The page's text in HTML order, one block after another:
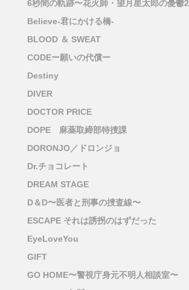
6秒間の軌跡〜花火師・望月星太郎の憂鬱2
Believe-君にかける橋-
BLOOD ＆ SWEAT
CODEー願いの代償ー
Destiny
DIVER
DOCTOR PRICE
DOPE 麻薬取締部特捜課
DORONJO／ドロンジョ
Dr.チョコレート
DREAM STAGE
D＆D〜医者と刑事の捜査線〜
ESCAPE それは誘拐のはずだった
EyeLoveYou
GIFT
GO HOME〜警視庁身元不明人相談室〜